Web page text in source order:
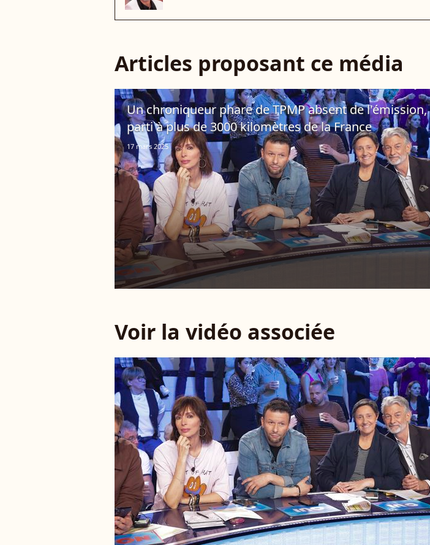
Articles proposant ce média
Un chroniqueur phare de TPMP absent de
parti à plus de 3000 kilomètres de la France
17 mars 2025
Voir la vidéo associée